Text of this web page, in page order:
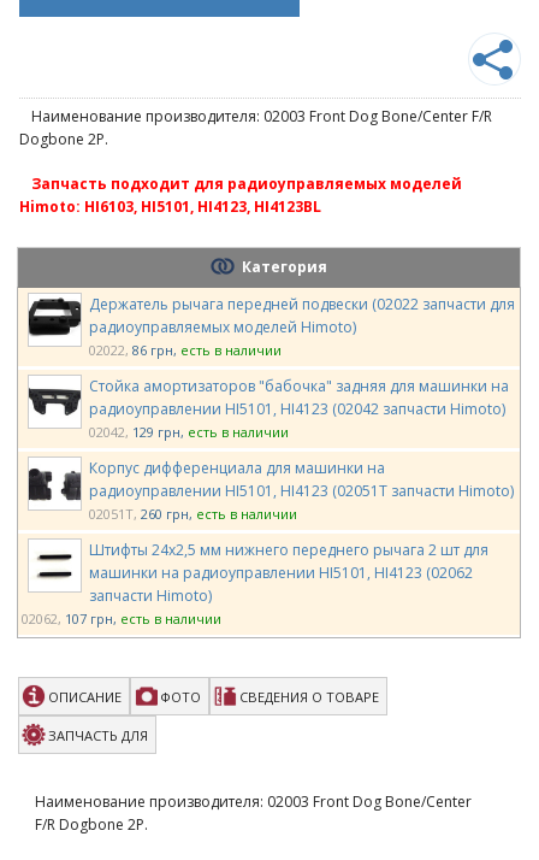
Наименование производителя: 02003 Front Dog Bone/Center F/R
Dogbone 2P.
Запчасть подходит для радиоуправляемых моделей
Himoto: HI6103, HI5101, HI4123, HI4123BL
Категория
Держатель рычага передней подвески (02022 запчасти для
радиоуправляемых моделей Himoto)
02022 86 грн есть в наличии
Стойка амортизаторов "бабочка" задняя для машинки на
радиоуправлении HI5101, HI4123 (02042 запчасти Himoto)
02042 129 грн есть в наличии
Корпус дифференциала для машинки на
радиоуправлении HI5101, HI4123 (02051T запчасти Himoto)
02051T 260 грн есть в наличии
Штифты 24х2,5 мм нижнего переднего рычага 2 шт для
машинки на радиоуправлении HI5101, HI4123 (02062
запчасти Himoto)
02062 107 грн есть в наличии
запчасти для радиоуправляемых моделей Himoto)
02063 107 грн есть в наличии
Нижний шарнир рулевого управления (02074 запчасти
для радиоуправляемых моделей Himoto)
Маятник рулевого управления ведомый для машинок
ОПИСАНИЕ ФОТО СВЕДЕНИЯ О ТОВАРЕ
ЗАПЧАСТЬ ДЛЯ
Наименование производителя: 02003 Front Dog Bone/Center
F/R Dogbone 2P.